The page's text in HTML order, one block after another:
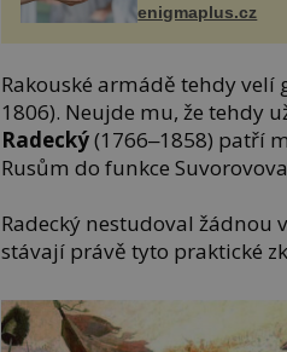
enigmaplus.cz
Rakouské armádě tehdy velí
1806). Neujde mu, že tehdy
Radecký(1766‒1858) patří
Rusům do funkce
Radecký nestudoval žádnou
stávají právě tyto praktické